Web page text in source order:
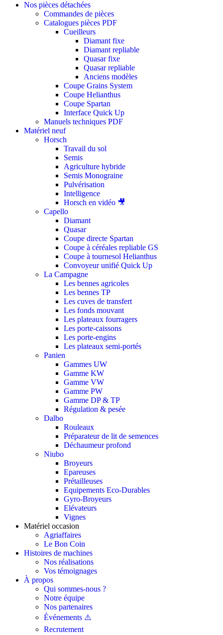
Nos pièces détachées
Commandes de pièces
Catalogues pièces PDF
Cueilleurs
Diamant fixe
Diamant repliable
Quasar fixe
Quasar repliable
Anciens modèles
Coupe Grains System
Coupe Helianthus
Coupe Spartan
Interface Quick Up
Manuels techniques PDF
Matériel neuf
Horsch
Travail du sol
Semis
Agriculture hybride
Semis Monograine
Pulvérisation
Intelligence
Horsch en vidéo 🎥
Capello
Diamant
Quasar
Coupe directe Spartan
Coupe à céréales repliable GS
Coupe à tournesol Helianthus
Convoyeur unifié Quick Up
La Campagne
Les bennes agricoles
Les bennes TP
Les cuves de transfert
Les fonds mouvant
Les plateaux fourragers
Les porte-caissons
Les porte-engins
Les plateaux semi-portés
Panien
Gammes UW
Gamme KW
Gamme VW
Gamme PW
Gamme DP & TP
Régulation & pesée
Dalbo
Rouleaux
Préparateur de lit de semences
Déchaumeur profond
Niubo
Broyeurs
Epareuses
Prétailleuses
Equipements Eco-Durables
Gyro-Broyeurs
Elévateurs
Vignes
Matériel occasion
Agriaffaires
Le Bon Coin
Histoires de machines
Nos réalisations
Vos témoignages
À propos
Qui sommes-nous ?
Notre équipe
Nos partenaires
Événements ⚠️
Recrutement